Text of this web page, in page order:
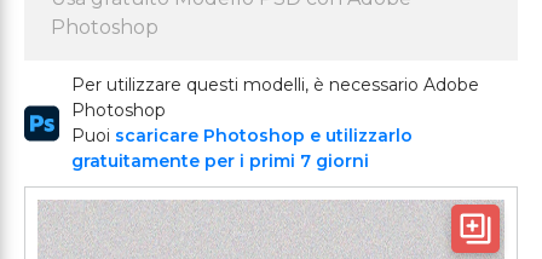
Photoshop
Per utilizzare questi modelli, è necessario Adobe
Photoshop
Puoi scaricare Photoshop e utilizzarlo
gratuitamente per i primi 7 giorni